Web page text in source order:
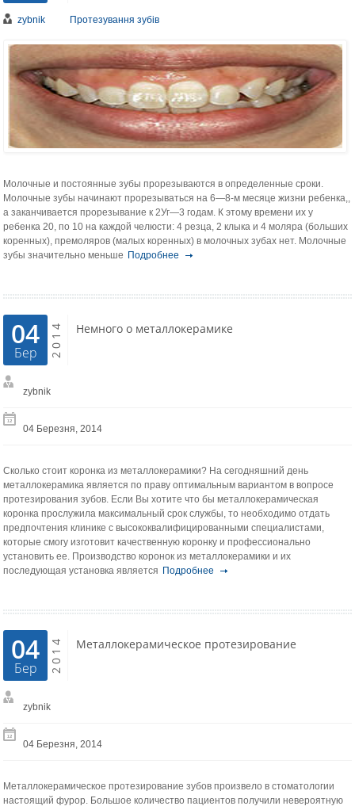
zybnik Протезування зубів
Молочные и постоянные зубы прорезываются в оп­ределенные сроки.
Молочные зубы начинают прорезываться на 6—8-м месяце жизни ребенка,,
а заканчивается прорезывание к 2Уг—3 годам. К этому времени их у
ребенка 20, по 10 на каждой челюсти: 4 резца, 2 клыка и 4 моляра (больших
коренных), премоляров (малых коренных) в молочных зубах нет. Молочные
зубы значительно мень­ше Подробнее
04
Бер 2014 Немного о металлокерамике
zybnik
04 Березня, 2014
Сколько стоит коронка из металлокерамики? На сегодняшний день
металлокерамика является по праву оптимальным вариантом в вопросе
протезирования зубов. Если Вы хотите что бы металлокерамическая
коронка прослужила максимальный срок службы, то необходимо отдать
предпочтения клинике с высококвалифицированными специалистами,
которые смогу изготовит качественную коронку и профессионально
установить ее. Производство коронок из металлокерамики и их
последующая установка является Подробнее
04
Бер 2014 Металлокерамическое протезирование
zybnik
04 Березня, 2014
Металлокерамическое протезирование зубов произвело в стоматологии
настоящий фурор. Большое количество пациентов получили невероятную